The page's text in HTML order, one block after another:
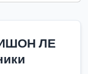
ЛЕ